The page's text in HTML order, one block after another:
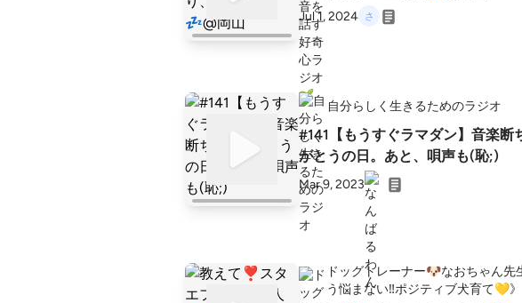
Jul 1, 2024
自分らしく生きるためのラジオ
#141【もうすぐラマダン】音楽断
がとうの日。あと、唄声も(恥;)
Mar 9, 2023
ドッグトレーナー🐶なおちゃん先
う悩まない‼️ポジティブ犬育て💛》